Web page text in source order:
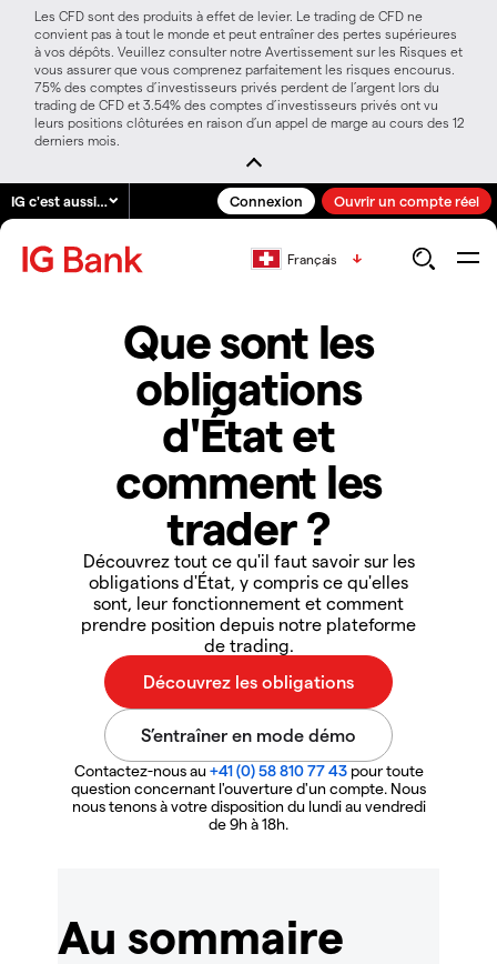
Les CFD sont des produits à effet de levier. Le trading de CFD ne
convient pas à tout le monde et peut entraîner des pertes supérieures
à vos dépôts. Veuillez consulter notre Avertissement sur les Risques et
vous assurer que vous comprenez parfaitement les risques encourus.
75% des comptes d’investisseurs privés perdent de l’argent lors du
trading de CFD et 3.54% des comptes d’investisseurs privés ont vu
leurs positions clôturées en raison d’un appel de marge au cours des 12
derniers mois.
IG c'est aussi… Connexion Ouvrir un compte réel
Français
Que sont les
obligations
d'État et
comment les
trader ?
Découvrez tout ce qu'il faut savoir sur les
obligations d'État, y compris ce qu'elles
sont, leur fonctionnement et comment
prendre position depuis notre plateforme
de trading.
Contactez-nous au +41 (0) 58 810 77 43pour toute
question concernant l'ouverture d'un compte. Nous
nous tenons à votre disposition du lundi au vendredi
de 9h à 18h.
Au sommaire